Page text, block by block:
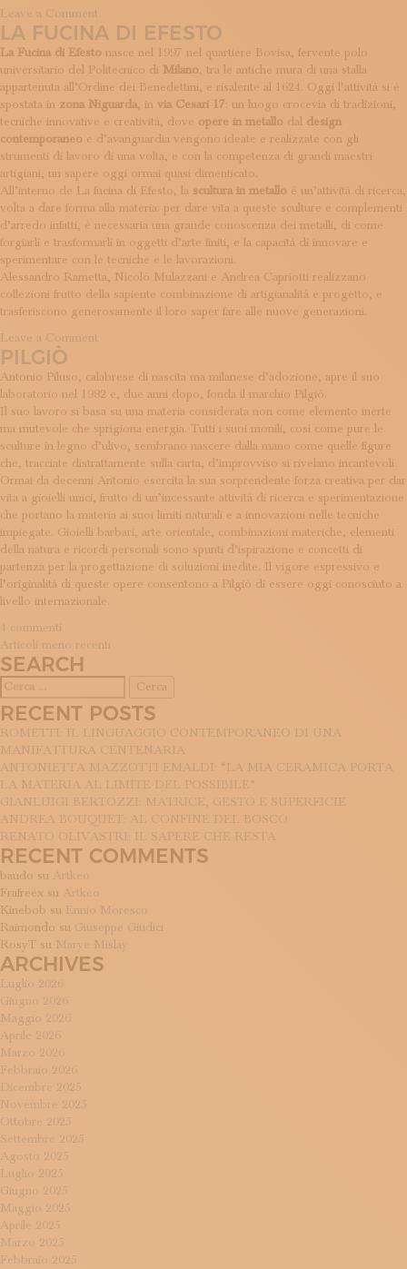
Leave a Comment
Gianluca
LA FUCINA DI EFESTO
La Fucina di Efesto nasce nel 1997 nel quartiere Bovisa, fervente polo
universitario del Politecnico di Milano, tra le antiche mura di una stalla
appartenuta all’Ordine dei Benedettini, e risalente al 1624. Oggi l’attività si è
spostata in zona Niguarda, in via Cesari 17: un luogo crocevia di tradizioni,
tecniche innovative e creatività, dove opere in metallo dal design
contemporaneo e d’avanguardia vengono ideate e realizzate con gli
strumenti di lavoro di una volta, e con la competenza di grandi maestri
artigiani, un sapere oggi ormai quasi dimenticato.
All’interno de La fucina di Efesto, la scultura in metallo è un’attività di ricerca,
volta a dare forma alla materia: per dare vita a queste sculture e complementi
d’arredo infatti, è necessaria una grande conoscenza dei metalli, di come
forgiarli e trasformarli in oggetti d’arte finiti, e la capacità di innovare e
sperimentare con le tecniche e le lavorazioni.
Alessandro Rametta, Nicolò Mulazzani e Andrea Capriotti realizzano
collezioni frutto della sapiente combinazione di artigianalità e progetto, e
trasferiscono generosamente il loro saper fare alle nuove generazioni.
Leave a Comment
Fucina
di
PILGIÒ
Antonio Piluso, calabrese di nascita ma milanese d’adozione, apre il suo
laboratorio nel 1982 e, due anni dopo, fonda il marchio Pilgiò.
Il suo lavoro si basa su una materia considerata non come elemento inerte
ma mutevole che sprigiona energia. Tutti i suoi monili, così come pure le
sculture in legno d’ulivo, sembrano nascere dalla mano come quelle figure
che, tracciate distrattamente sulla carta, d’improvviso si rivelano incantevoli.
Ormai da decenni Antonio esercita la sua sorprendente forza creativa per dar
vita a gioielli unici, frutto di un’incessante attività di ricerca e sperimentazione
che portano la materia ai suoi limiti naturali e a innovazioni nelle tecniche
impiegate. Gioielli barbari, arte orientale, combinazioni materiche, elementi
della natura e ricordi personali sono spunti d’ispirazione e concetti di
partenza per la progettazione di soluzioni inedite. Il vigore espressivo e
l’originalità di queste opere consentono a Pilgiò di essere oggi conosciuto a
livello internazionale.
4 commenti
Pilgiò
NAVIGAZIONE
ARTICOLI
Articoli meno recenti
SEARCH
per:
RECENT POSTS
ROMETTI: IL LINGUAGGIO CONTEMPORANEO DI UNA
MANIFATTURA CENTENARIA
ANTONIETTA MAZZOTTI EMALDI: “LA MIA CERAMICA PORTA
LA MATERIA AL LIMITE DEL POSSIBILE”
GIANLUIGI BERTOZZI: MATRICE, GESTO E SUPERFICIE
ANDREA BOUQUET: AL CONFINE DEL BOSCO
RENATO OLIVASTRI: IL SAPERE CHE RESTA
RECENT COMMENTS
baudo su Artkeo
Frafreex su Artkeo
Kinebob su Ennio Moresco
Raimondo su Giuseppe Giudici
RosyT su Marye Mislay
ARCHIVES
Luglio 2026
Giugno 2026
Maggio 2026
Aprile 2026
Marzo 2026
Febbraio 2026
Dicembre 2025
Novembre 2025
Ottobre 2025
Settembre 2025
Agosto 2025
Luglio 2025
Giugno 2025
Maggio 2025
Aprile 2025
Marzo 2025
Febbraio 2025